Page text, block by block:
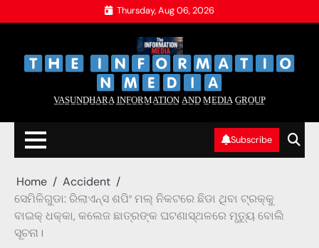
to
Thursday, Aug 06, 2026
V̲A̲S̲U̲N̲D̲H̲A̲R̲A̲ I̲N̲F̲O̲R̲M̲A̲T̲I̲O̲N̲ A̲N̲D̲ M̲E̲D̲I̲A̲ G̲R̲O̲U̲P̲
Subscribe
Home
Accident
ସେମିଳିଗୁଡା: ରିଲାଏନ୍ସ ଶପିଂ ମଲ୍ ନିକଟରେ ଛିଡା ଥିବା ଟ୍ରକ୍‌କୁ
ବାଇକ୍ ଧକ୍କା, କଲେଜ ଛାତ୍ରଙ୍କ ଘଟଣାସ୍ଥଳରେ ମୃତ୍ୟୁ ବୋଲି
ସୂଚନା।